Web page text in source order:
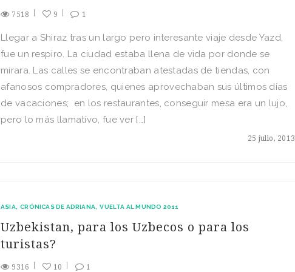
7518 9 1
25 julio, 2013
Llegar a Shiraz tras un largo pero interesante viaje desde Yazd,
fue un respiro. La ciudad estaba llena de vida por donde se
mirara. Las calles se encontraban atestadas de tiendas, con
afanosos compradores, quienes aprovechaban sus últimos días
de vacaciones; en los restaurantes, conseguir mesa era un lujo,
pero lo más llamativo, fue ver […]
ASIA CRÓNICAS DE ADRIANA VUELTA AL MUNDO 2011
Uzbekistan, para los Uzbecos o para los
turistas?
9316 10 1